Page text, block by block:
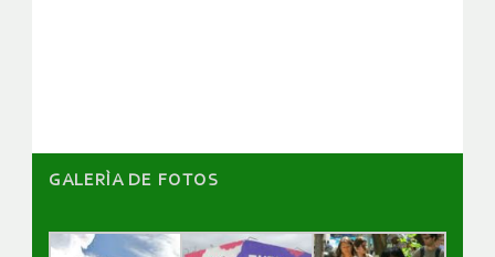
GALERÌA DE FOTOS